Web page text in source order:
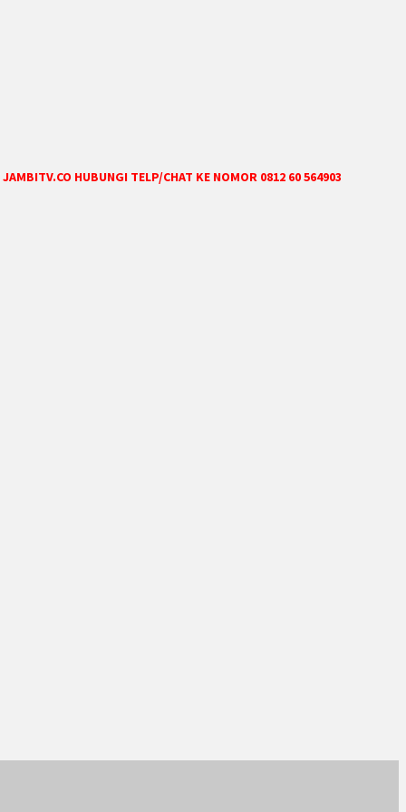
HUBUNGI TELP/CHAT KE NOMOR 0812 60 564903